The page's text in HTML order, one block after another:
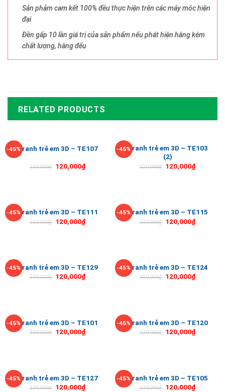
Sản phảm cam kết 100% đều thực hiện trên các máy móc hiện
đại
Đền gấp 10 lần giá trị của sản phẩm nếu phát hiện hàng kém
chất lượng, hàng đểu
RELATED PRODUCTS
-45%Tranh trẻ em 3D – TE107
220,000₫ 120,000₫
-45%Tranh trẻ em 3D – TE103
(2)
220,000₫ 120,000₫
-45%Tranh trẻ em 3D – TE111
220,000₫ 120,000₫
-45%Tranh trẻ em 3D – TE115
220,000₫ 120,000₫
-45%Tranh trẻ em 3D – TE129
220,000₫ 120,000₫
-45%Tranh trẻ em 3D – TE124
220,000₫ 120,000₫
-45%Tranh trẻ em 3D – TE101
220,000₫ 120,000₫
-45%Tranh trẻ em 3D – TE120
220,000₫ 120,000₫
-45%Tranh trẻ em 3D – TE127
220,000₫ 120,000₫
-45%Tranh trẻ em 3D – TE105
220,000₫ 120,000₫